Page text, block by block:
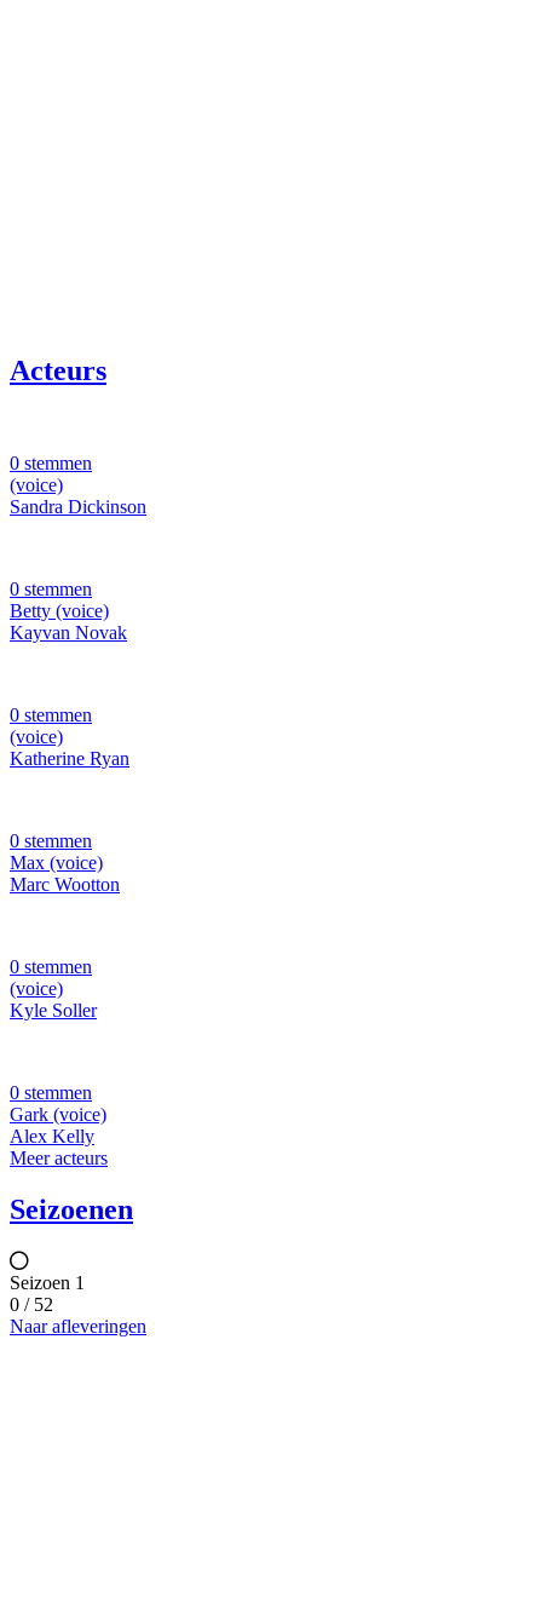
Acteurs
0 stemmen
(voice)
Sandra Dickinson
0 stemmen
Betty (voice)
Kayvan Novak
0 stemmen
(voice)
Katherine Ryan
0 stemmen
Max (voice)
Marc Wootton
0 stemmen
(voice)
Kyle Soller
0 stemmen
Gark (voice)
Alex Kelly
Meer acteurs
Seizoenen
Seizoen 1
0 / 52
Naar afleveringen